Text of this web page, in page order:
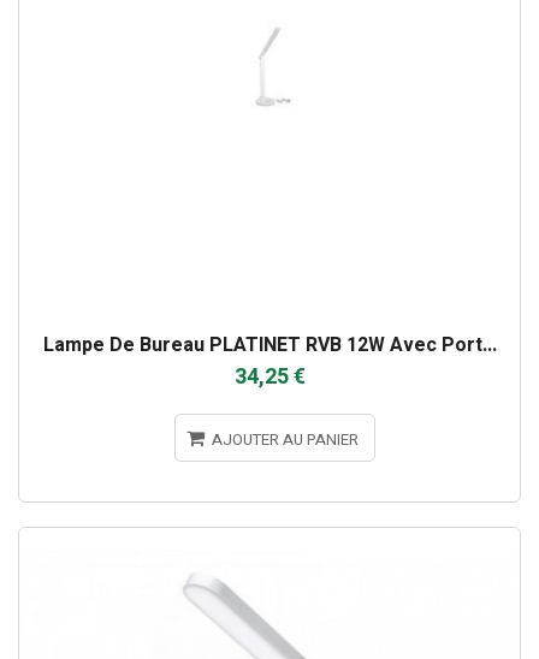
Lampe De Bureau PLATINET RVB 12W Avec Port...
34,25 €
AJOUTER AU PANIER